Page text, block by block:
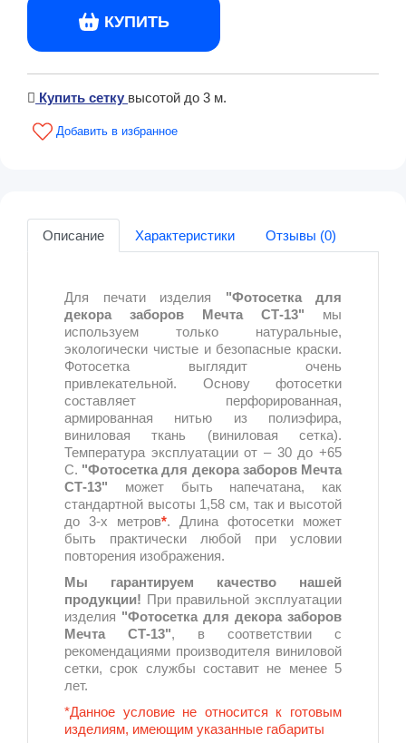
КУПИТЬ
Купить сетку высотой до 3 м.
Описание Характеристики Отзывы (0)
Для печати изделия "Фотосетка для
декора заборов Мечта СТ-13" мы
используем только натуральные,
экологически чистые и безопасные краски.
Фотосетка выглядит очень
привлекательной. Основу фотосетки
составляет перфорированная,
армированная нитью из полиэфира,
виниловая ткань (виниловая сетка).
Температура эксплуатации от – 30 до +65
С. "Фотосетка для декора заборов Мечта
СТ-13" может быть напечатана, как
стандартной высоты 1,58 см, так и высотой
до 3-х метров*. Длина фотосетки может
быть практически любой при условии
повторения изображения.
Мы гарантируем качество нашей
продукции! При правильной эксплуатации
изделия "Фотосетка для декора заборов
Мечта СТ-13", в соответствии с
рекомендациями производителя виниловой
сетки, срок службы составит не менее 5
лет.
*Данное условие не относится к готовым
изделиям, имеющим указанные габариты